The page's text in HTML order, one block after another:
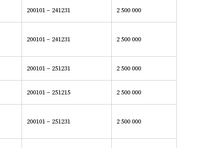
200101 – 241231 2 500 000
200101 – 241231 2 500 000
200101 – 251231 2 500 000
200101 – 251215 2 500 000
200101 – 251231 2 500 000